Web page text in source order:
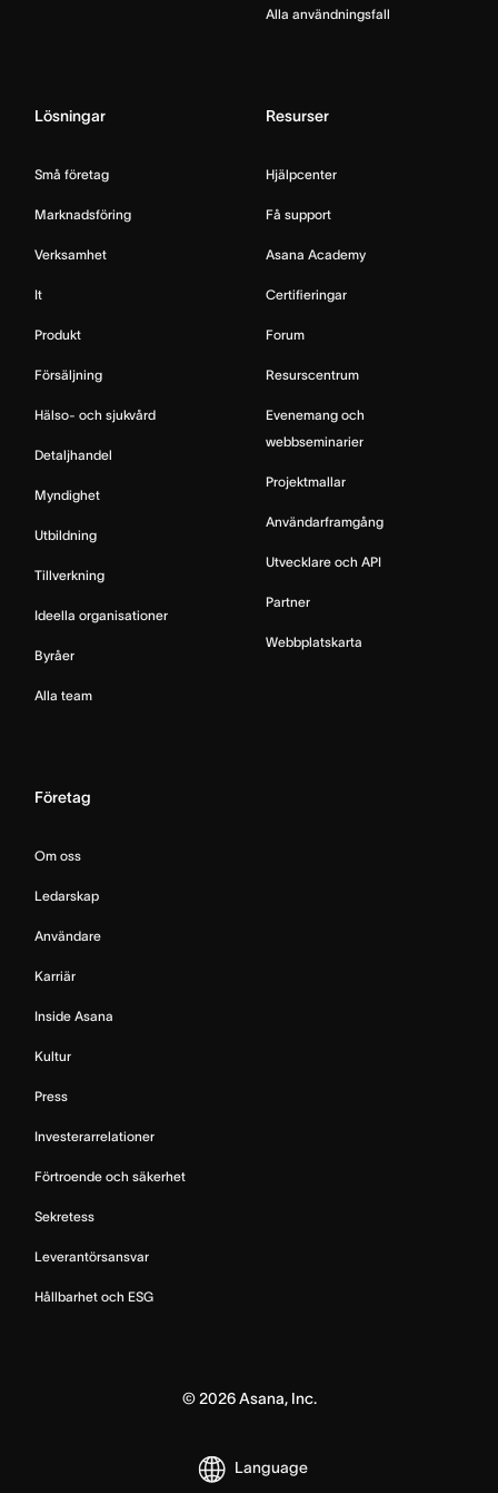
Alla användningsfall
Lösningar
Små företag
Marknadsföring
Verksamhet
It
Produkt
Försäljning
Hälso- och sjukvård
Detaljhandel
Myndighet
Utbildning
Tillverkning
Ideella organisationer
Byråer
Alla team
Resurser
Hjälpcenter
Få support
Asana Academy
Certifieringar
Forum
Resurscentrum
Evenemang och
webbseminarier
Projektmallar
Användarframgång
Utvecklare och API
Partner
Webbplatskarta
Företag
Om oss
Ledarskap
Användare
Karriär
Inside Asana
Kultur
Press
Investerarrelationer
Förtroende och säkerhet
Sekretess
Leverantörsansvar
Hållbarhet och ESG
© 2026Asana, Inc.
Language